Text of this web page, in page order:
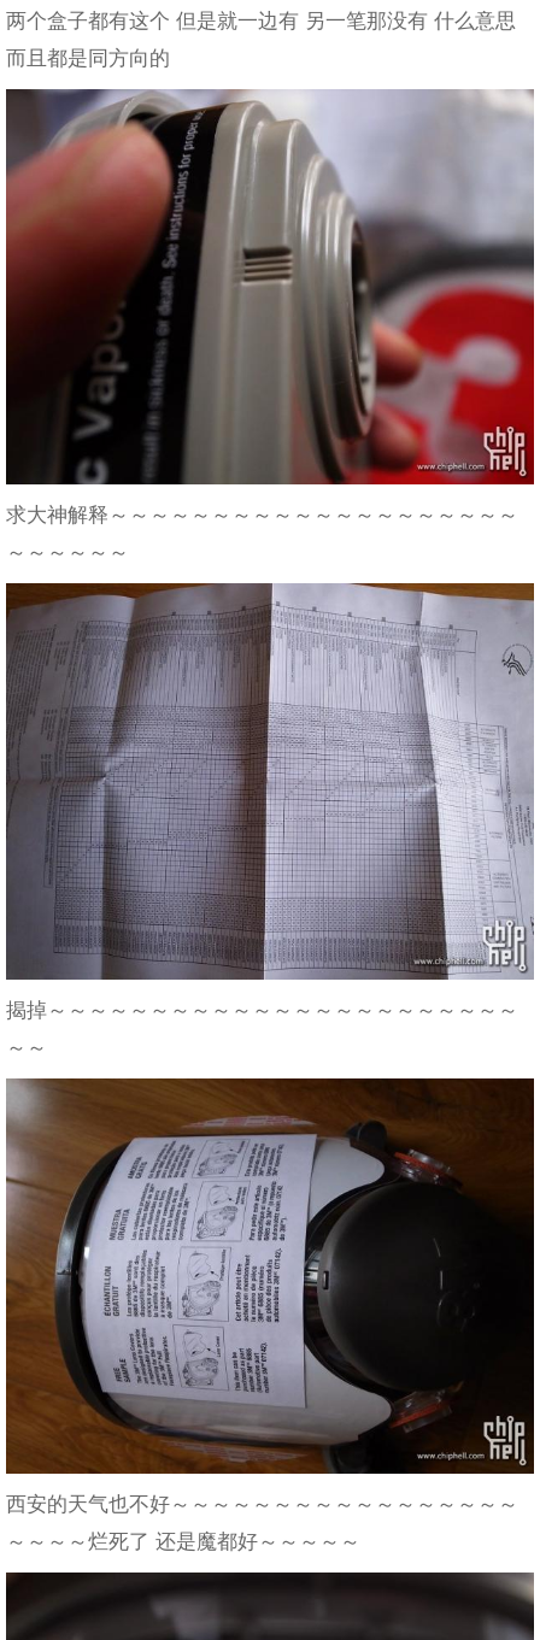
两个盒子都有这个 但是就一边有 另一笔那没有 什么意思
而且都是同方向的
求大神解释～～～～～～～～～～～～～～～～～～～～
～～～～～～
揭掉～～～～～～～～～～～～～～～～～～～～～～～
～～
西安的天气也不好～～～～～～～～～～～～～～～～～
～～～～烂死了 还是魔都好～～～～～